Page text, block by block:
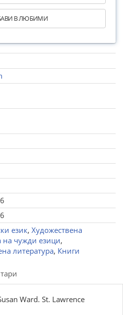
В ЛЮБИМИ
език, Художествена
на чужди езици,
литература, Книги
Ward. St. Lawrence